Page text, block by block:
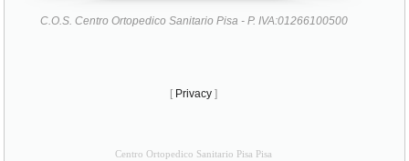
C.O.S. Centro Ortopedico Sanitario Pisa - P. IVA:01266100500
[ Privacy ]
Centro Ortopedico Sanitario Pisa Pisa